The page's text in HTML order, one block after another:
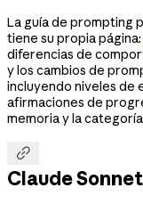
La guía de prompting
tiene su propia página:
diferencias de
y los cambios de
incluyendo niveles de
afirmaciones de
memoria y la

Claude